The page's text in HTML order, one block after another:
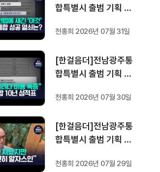
합특별시 출범 기획 보
프랑스 헌법에 새긴 '지
성공 조건은?
천홍희 2026년 07월 31일
[한걸음더]전남광주통
합특별시 출범 기획 보
프랑스 지역 통합 10년
천홍희 2026년 07월 30일
[한걸음더]전남광주통
합특별시 출범 기획 보
프랑스 통합 10년 지났
천홍희 2026년 07월 29일